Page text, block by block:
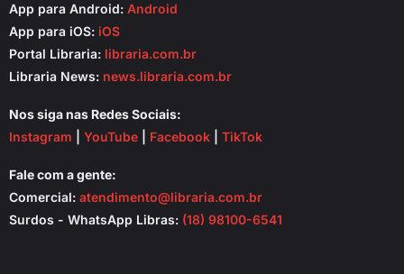
App para Android: Android
App para iOS: iOS
Portal Libraria: libraria.com.br
Libraria News: news.libraria.com.br
Nos siga nas Redes Sociais:
Instagram
YouTube Facebook TikTok
Fale com a gente:
Comercial: atendimento@libraria.com.br
Surdos - WhatsApp Libras: (18) 98100-6541